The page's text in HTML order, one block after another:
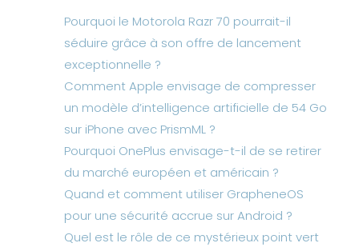
Pourquoi le Motorola Razr 70 pourrait-il
séduire grâce à son offre de lancement
exceptionnelle ?
Comment Apple envisage de compresser
un modèle d’intelligence artificielle de 54 Go
sur iPhone avec PrismML ?
Pourquoi OnePlus envisage-t-il de se retirer
du marché européen et américain ?
Quand et comment utiliser GrapheneOS
pour une sécurité accrue sur Android ?
Quel est le rôle de ce mystérieux point vert